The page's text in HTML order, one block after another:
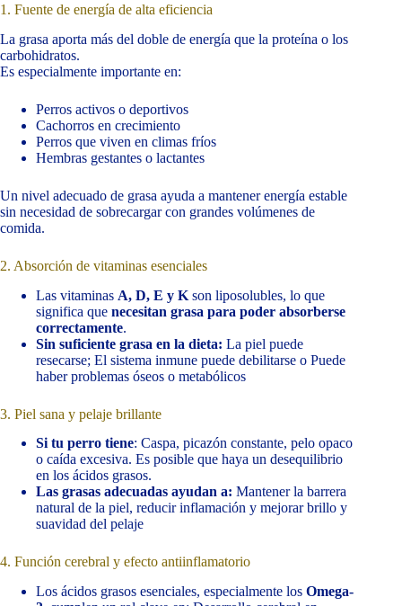
1. Fuente de energía de alta eficiencia
La grasa aporta más del doble de energía que la proteína o los
carbohidratos.
Es especialmente importante en:
Perros activos o deportivos
Cachorros en crecimiento
Perros que viven en climas fríos
Hembras gestantes o lactantes
Un nivel adecuado de grasa ayuda a mantener energía estable
sin necesidad de sobrecargar con grandes volúmenes de
comida.
2. Absorción de vitaminas esenciales
Las vitaminas A, D, E y K son liposolubles, lo que
significa que necesitan grasa para poder absorberse
correctamente.
Sin suficiente grasa en la dieta: La piel puede
resecarse; El sistema inmune puede debilitarse o Puede
haber problemas óseos o metabólicos
3. Piel sana y pelaje brillante
Si tu perro tiene: Caspa, picazón constante, pelo opaco
o caída excesiva. Es posible que haya un desequilibrio
en los ácidos grasos.
Las grasas adecuadas ayudan a: Mantener la barrera
natural de la piel, reducir inflamación y mejorar brillo y
suavidad del pelaje
4. Función cerebral y efecto antiinflamatorio
Los ácidos grasos esenciales, especialmente los Omega-